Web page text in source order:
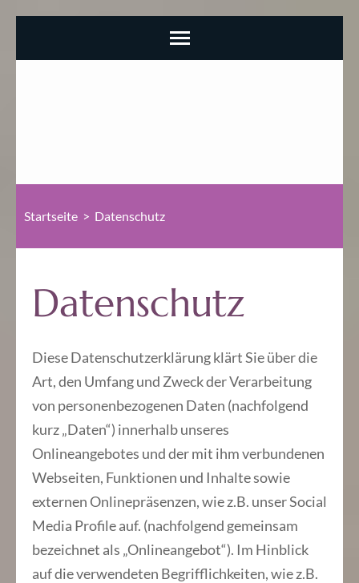
Startseite > Datenschutz
Datenschutz
Diese Datenschutzerklärung klärt Sie über die
Art, den Umfang und Zweck der Verarbeitung
von personenbezogenen Daten (nachfolgend
kurz „Daten“) innerhalb unseres
Onlineangebotes und der mit ihm verbundenen
Webseiten, Funktionen und Inhalte sowie
externen Onlinepräsenzen, wie z.B. unser Social
Media Profile auf. (nachfolgend gemeinsam
bezeichnet als „Onlineangebot“). Im Hinblick
auf die verwendeten Begrifflichkeiten, wie z.B.